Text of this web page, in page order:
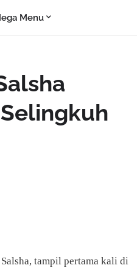
Menu
tampil pertama kali di